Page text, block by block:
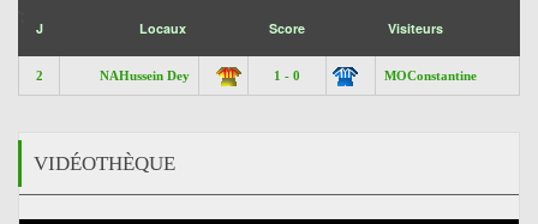
J Locaux Score Visiteurs
2 NAHussein Dey 1 - 0 MOConstantine
VIDÉOTHÈQUE